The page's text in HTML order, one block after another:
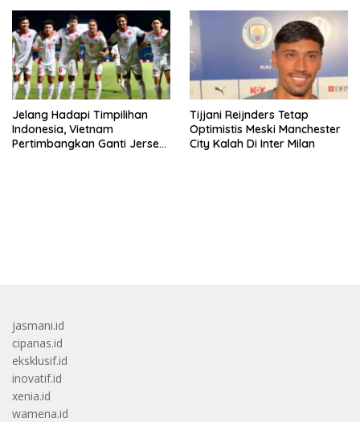
Jelang Hadapi Timpilihan
Indonesia, Vietnam
Pertimbangkan Ganti Jersey
Tijjani Reijnders Tetap
Optimistis Meski Manchester
City Kalah Di Inter Milan
jasmani.id
cipanas.id
eksklusif.id
inovatif.id
xenia.id
wamena.id